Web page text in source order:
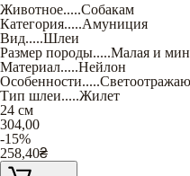
Животное.....Собакам
Категория.....Амуниция
Вид.....Шлеи
Размер породы.....Малая и
Материал.....Нейлон
Особенности.....
Тип шлеи.....Жилет
24 см
304,00
-15%
258,40₴